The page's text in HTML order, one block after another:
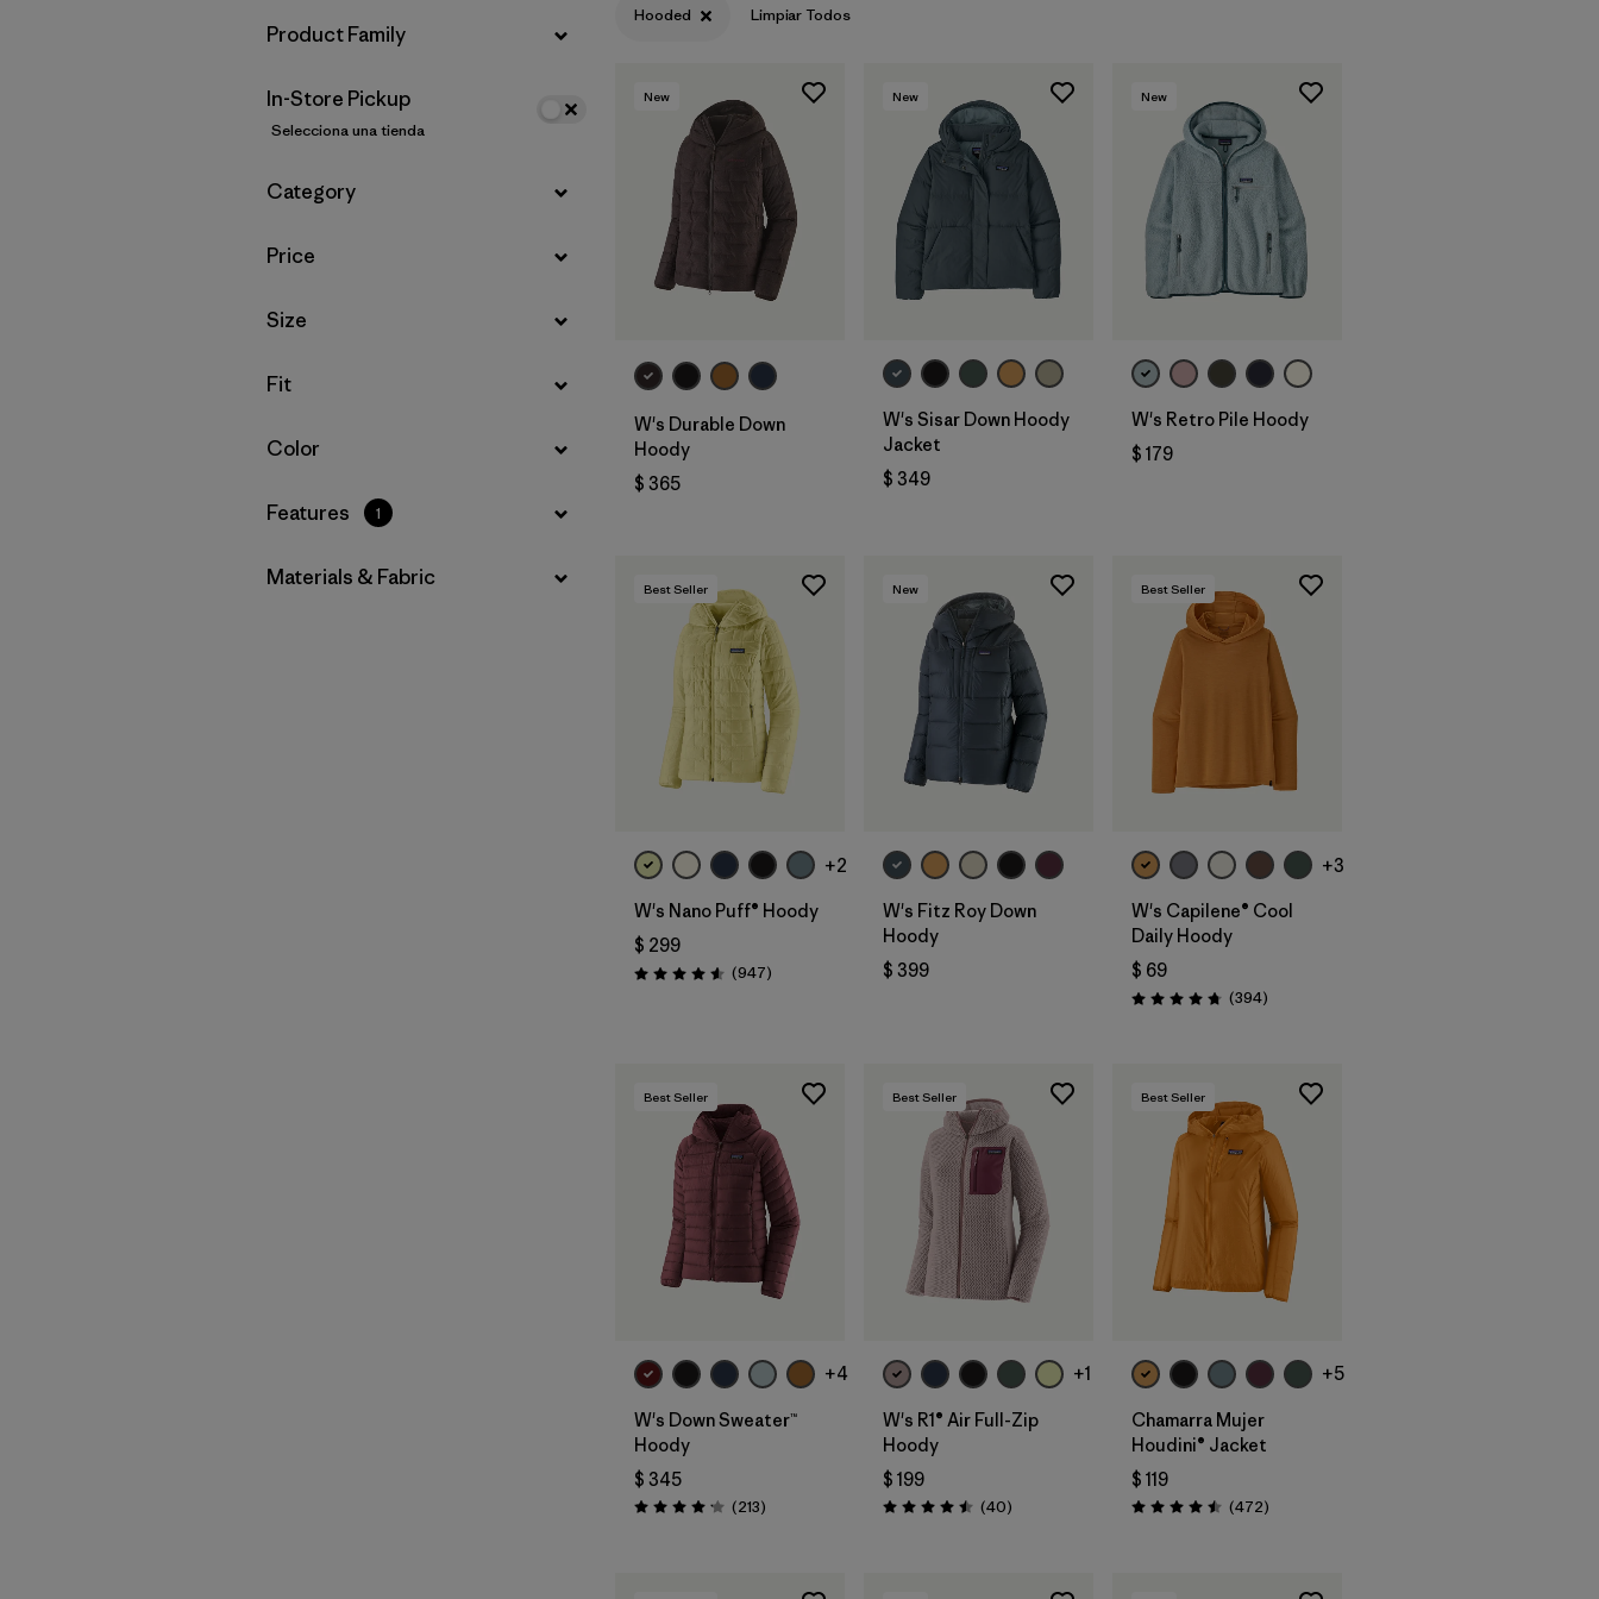
Filtrar por
Features
Filtrar por
Materials & Fabric
Filtrar por
Product Family
In-Store Pickup
Selecciona una tienda
Filtrar por
Category
Filtrar por
Price
Filtrar por
Size
Filtrar por
Fit
Filtrar por
Color
Filtrar por
Features 1
Filtrar por
Materials & Fabric
Hooded Limpiar Todos
New
W's Durable Down
Hoody
$ 365
New
W's Sisar Down Hoody
Jacket
$ 349
New
W's Retro Pile Hoody
$ 179
Best Seller
+2
W's Nano Puff® Hoody
$ 299
Valoración: 4.6 / 5
(947Comentarios
)
New
W's Fitz Roy Down
Hoody
$ 399
Best Seller
+3
W's Capilene® Cool
Daily Hoody
$ 69
Valoración: 4.7 / 5
(394Comentarios
)
Best Seller
+4
W's Down Sweater™
Hoody
$ 345
Valoración: 4.2 / 5
(213Comentarios
)
Best Seller
+1
W's R1® Air Full-Zip
Hoody
$ 199
Valoración: 4.5 / 5
(40Comentarios
)
Best Seller
+5
Chamarra Mujer
Houdini® Jacket
$ 119
Valoración: 4.5 / 5
(472Comentarios
)